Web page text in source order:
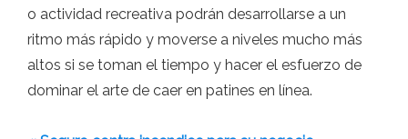
o actividad recreativa podrán desarrollarse a un
ritmo más rápido y moverse a niveles mucho más
altos si se toman el tiempo y hacer el esfuerzo de
dominar el arte de caer en patines en línea.